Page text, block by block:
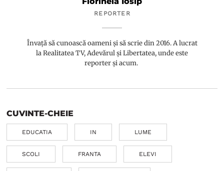
REPORTER
Învață să cunoască oameni și să scrie din 2016. A lucrat
la Realitatea TV, Adevărul și Libertatea, unde este
reporter și acum.
CUVINTE-CHEIE
EDUCATIA IN LUME
SCOLI FRANTA ELEVI